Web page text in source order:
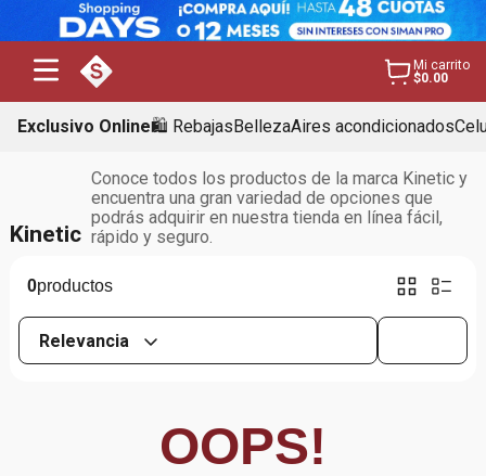
Mi carrito
$0.00
Exclusivo Online🛍️ RebajasBellezaAires acondicionados
Kinetic
Conoce todos los productos de la marca Kinetic y
encuentra una gran variedad de opciones que
podrás adquirir en nuestra tienda en línea fácil,
rápido y seguro.
0
Relevancia
OOPS!